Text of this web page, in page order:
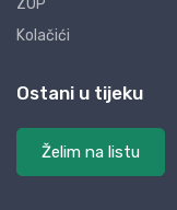
ZOP
Kolačići
Ostani u tijeku
Želim na listu